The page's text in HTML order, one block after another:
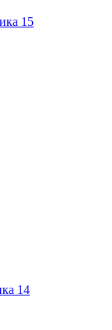
15
14